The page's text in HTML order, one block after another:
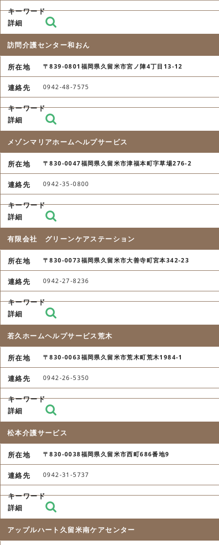
訪問介護センター和おん
〒839-0801福岡県久留米市宮ノ陣4丁目13-12
0942-48-7575
メゾンマリアホームヘルプサービス
〒830-0047福岡県久留米市津福本町字草場276-2
0942-35-0800
有限会社 グリーンケアステーション
〒830-0073福岡県久留米市大善寺町宮本342-23
0942-27-8236
若久ホームヘルプサービス荒木
〒830-0063福岡県久留米市荒木町荒木1984-1
0942-26-5350
松本介護サービス
〒830-0038福岡県久留米市西町686番地9
0942-31-5737
アップルハート久留米南ケアセンター